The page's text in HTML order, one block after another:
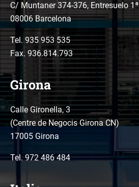
C/ Muntaner 374-376, Entresuelo 1ª
08006 Barcelona
Tel. 935 953 535
Fax. 936.814.793
Girona
Calle Gironella, 3
(Centre de Negocis Girona CN)
17005 Girona
Tel.972 486 484